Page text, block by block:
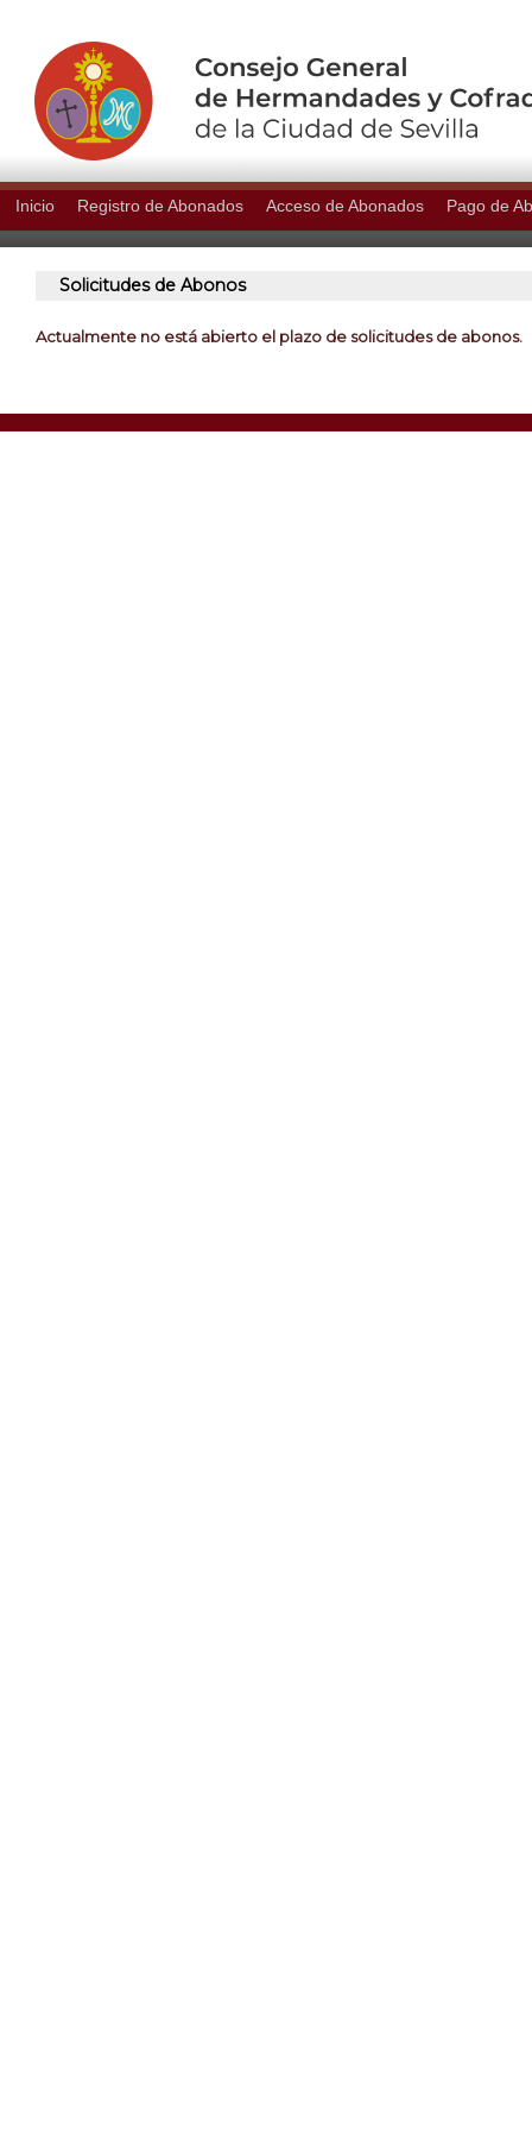
Inicio Registro de Abonados Acceso de Abonados Pago de
Solicitudes de Abonos
Actualmente no está abierto el plazo de solicitudes de abonos.